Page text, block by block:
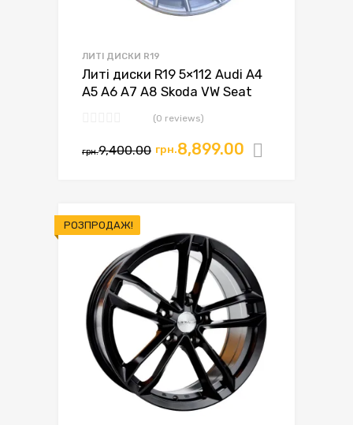
ЛИТІ ДИСКИ R19
Литі диски R19 5×112 Audi A4
A5 A6 A7 A8 Skoda VW Seat
(0 reviews)
грн.9,400.00 грн.8,899.00
РОЗПРОДАЖ!